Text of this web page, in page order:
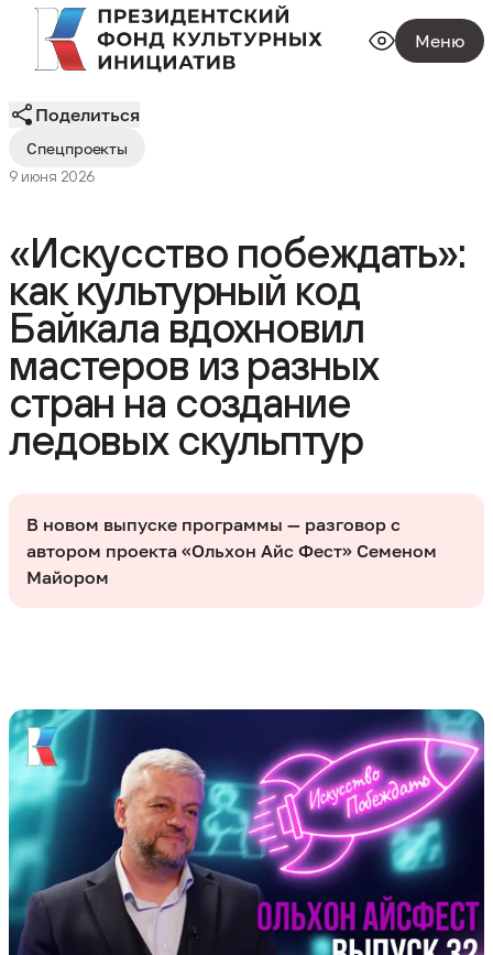
Меню
Спецпроекты
9 июня 2026
Поделиться
«Искусство побеждать»:
как культурный код
Байкала вдохновил
мастеров из разных
стран на создание
ледовых скульптур
В новом выпуске программы — разговор с
автором проекта «Ольхон Айс Фест» Семеном
Майором